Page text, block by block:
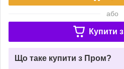
або
Купити з
Що таке купити з Пром?